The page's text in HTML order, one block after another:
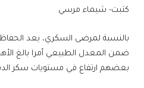
كتبت- شيماء مرسي
بالنسبة لمرضى السكري، يعد
ضمن المعدل الطبيعي أمرا بالغ
بعضهم ارتفاع في مستويات سكر